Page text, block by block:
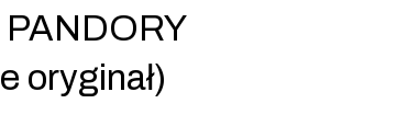
oryginał)